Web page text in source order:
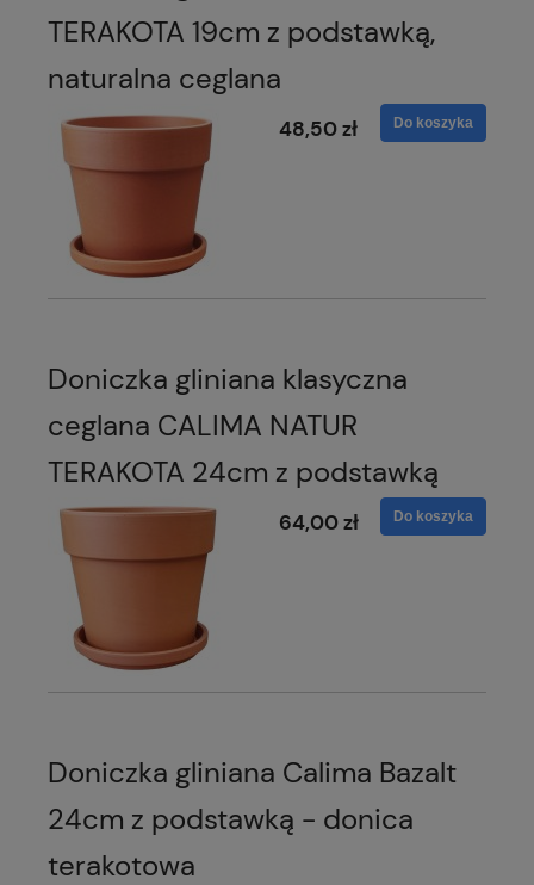
TERAKOTA 19cm z podstawką,
naturalna ceglana
48,50 zł Do koszyka
Doniczka gliniana klasyczna
ceglana CALIMA NATUR
TERAKOTA 24cm z podstawką
64,00 zł Do koszyka
Doniczka gliniana Calima Bazalt
24cm z podstawką - donica
terakotowa